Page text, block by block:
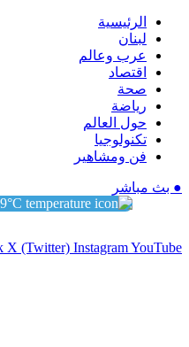
الرئيسية
لبنان
عرب وعالم
اقتصاد
صحة
رياضة
حول العالم
تكنولوجيا
فن ومشاهير
● بث مباشر
°C
X (Twitter) InstagramYouTube